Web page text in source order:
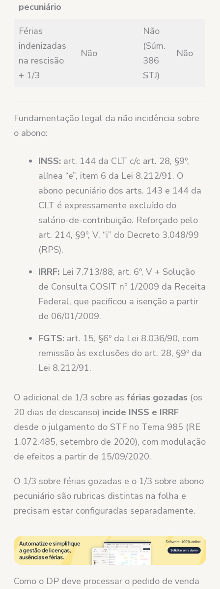
pecuniário
Férias
indenizadas
na rescisão
+ 1/3
Não
Não
(Súm.
386
STJ)
Não
Fundamentação legal da não incidência sobre
o abono:
INSS: art. 144 da CLT c/c art. 28, §9º,
alínea “e”, item 6 da Lei 8.212/91. O
abono pecuniário dos arts. 143 e 144 da
CLT é expressamente excluído do
salário-de-contribuição. Reforçado pelo
art. 214, §9º, V, “i” do Decreto 3.048/99
(RPS).
IRRF: Lei 7.713/88, art. 6º, V + Solução
de Consulta COSIT nº 1/2009 da Receita
Federal, que pacificou a isenção a partir
de 06/01/2009.
FGTS: art. 15, §6º da Lei 8.036/90, com
remissão às exclusões do art. 28, §9º da
Lei 8.212/91.
O adicional de 1/3 sobre asférias gozadas (os
20 dias de descanso) incide INSS e IRRF
desde o julgamento do STF no Tema 985 (RE
1.072.485, setembro de 2020), com modulação
de efeitos a partir de 15/09/2020.
O 1/3 sobre férias gozadas e o 1/3 sobre abono
pecuniário são rubricas distintas na folha e
precisam estar configuradas separadamente.
Como o DP deve processar o pedido de venda